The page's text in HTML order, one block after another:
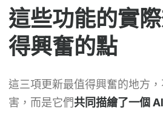
這些功能的實
得興奮的點
這三項更新最值得興奮的地方
害，而是它們共同描繪了一個